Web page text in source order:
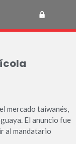
mercado taiwanés,
El anuncio fue
al mandatario